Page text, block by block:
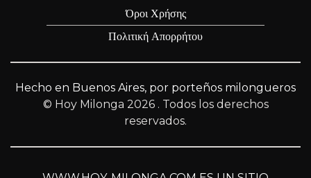
Όροι Χρήσης
Πολιτική Απορρήτου
Hecho en Buenos Aires, por porteños milongueros
© Hoy Milonga 2026 . Todos los derechos
reservados.